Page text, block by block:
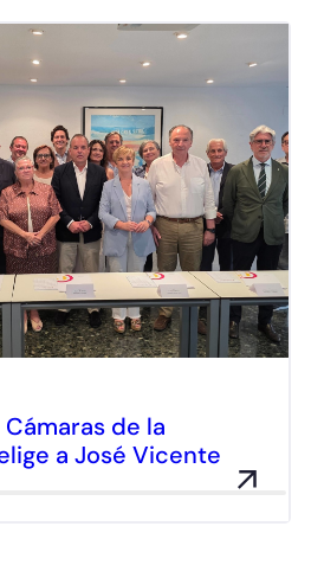
de la
a José Vicente